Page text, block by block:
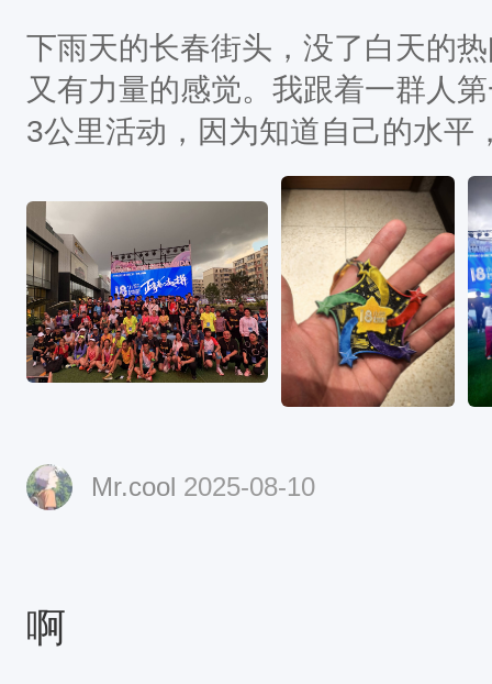
下雨天的长春街头，没了白天的
又有力量的感觉。我跟着一群人
3公里活动，因为知道自己的水平
还是高估了自己的实力，到了
心里那股子因为喜欢、因为想坚
公里的漫长路。每一步，都要对
的双腿，还有心底偶尔冒头的“要
看到身旁同样浑身湿透，却眼神
重却不停歇的呼吸，那些动摇瞬
上，跟着一波波志同道合的朋友
生，有备战下一次马拉松的姐姐
扶，在疲惫时轻声鼓励。原来，
Mr.cool 2025-08-10
啊